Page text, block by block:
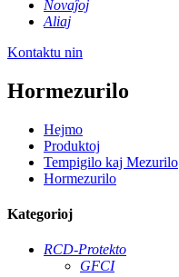
Novaĵoj
Aliaj
Kontaktu nin
Hormezurilo
Hejmo
Produktoj
Tempigilo kaj Mezurilo
Hormezurilo
Kategorioj
RCD-Protekto
GFCI